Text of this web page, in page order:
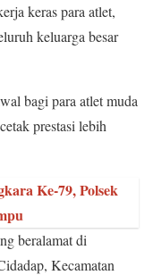
keras para atlet,
keluarga besar
bagi para atlet muda
prestasi lebih
Ke-79, Polsek
beralamat di
Kecamatan